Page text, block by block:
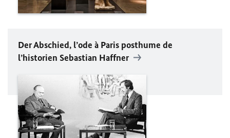
Der Abschied, l’ode à Paris posthume de
l’historien Sebastian Haffner